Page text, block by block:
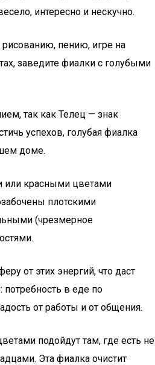
интересно и нескучно.
рисованию, пению, игре на
заведите фиалки с голубыми
так как Телец — знак
успехов, голубая фиалка
доме.
или красными цветами
плотскими
(чрезмерное
от этих энергий, что даст
в еде по
от работы и от общения.
подойдут там, где есть не
Эта фиалка очистит